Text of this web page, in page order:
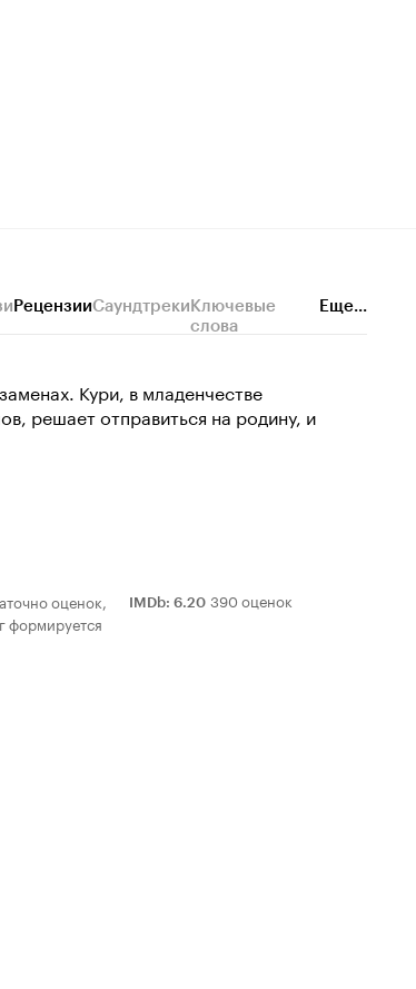
РецензииСаундтрекиКлючевые
слова
Еще...
Кури, в младенчестве
решает отправиться на родину, и
оценок,
формируется
IMDb: 6.20 390 оценок